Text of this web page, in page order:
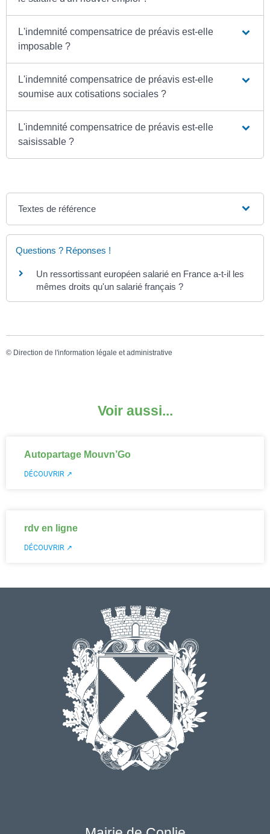
L'indemnité compensatrice de préavis est-elle
imposable ?
L'indemnité compensatrice de préavis est-elle
soumise aux cotisations sociales ?
L'indemnité compensatrice de préavis est-elle
saisissable ?
Textes de référence
Questions ? Réponses !
Un ressortissant européen salarié en France a-t-il les
mêmes droits qu'un salarié français ?
© Direction de l'information légale et administrative
Voir aussi...
Autopartage Mouvn’Go
DÉCOUVRIR ↗
rdv en ligne
DÉCOUVRIR ↗